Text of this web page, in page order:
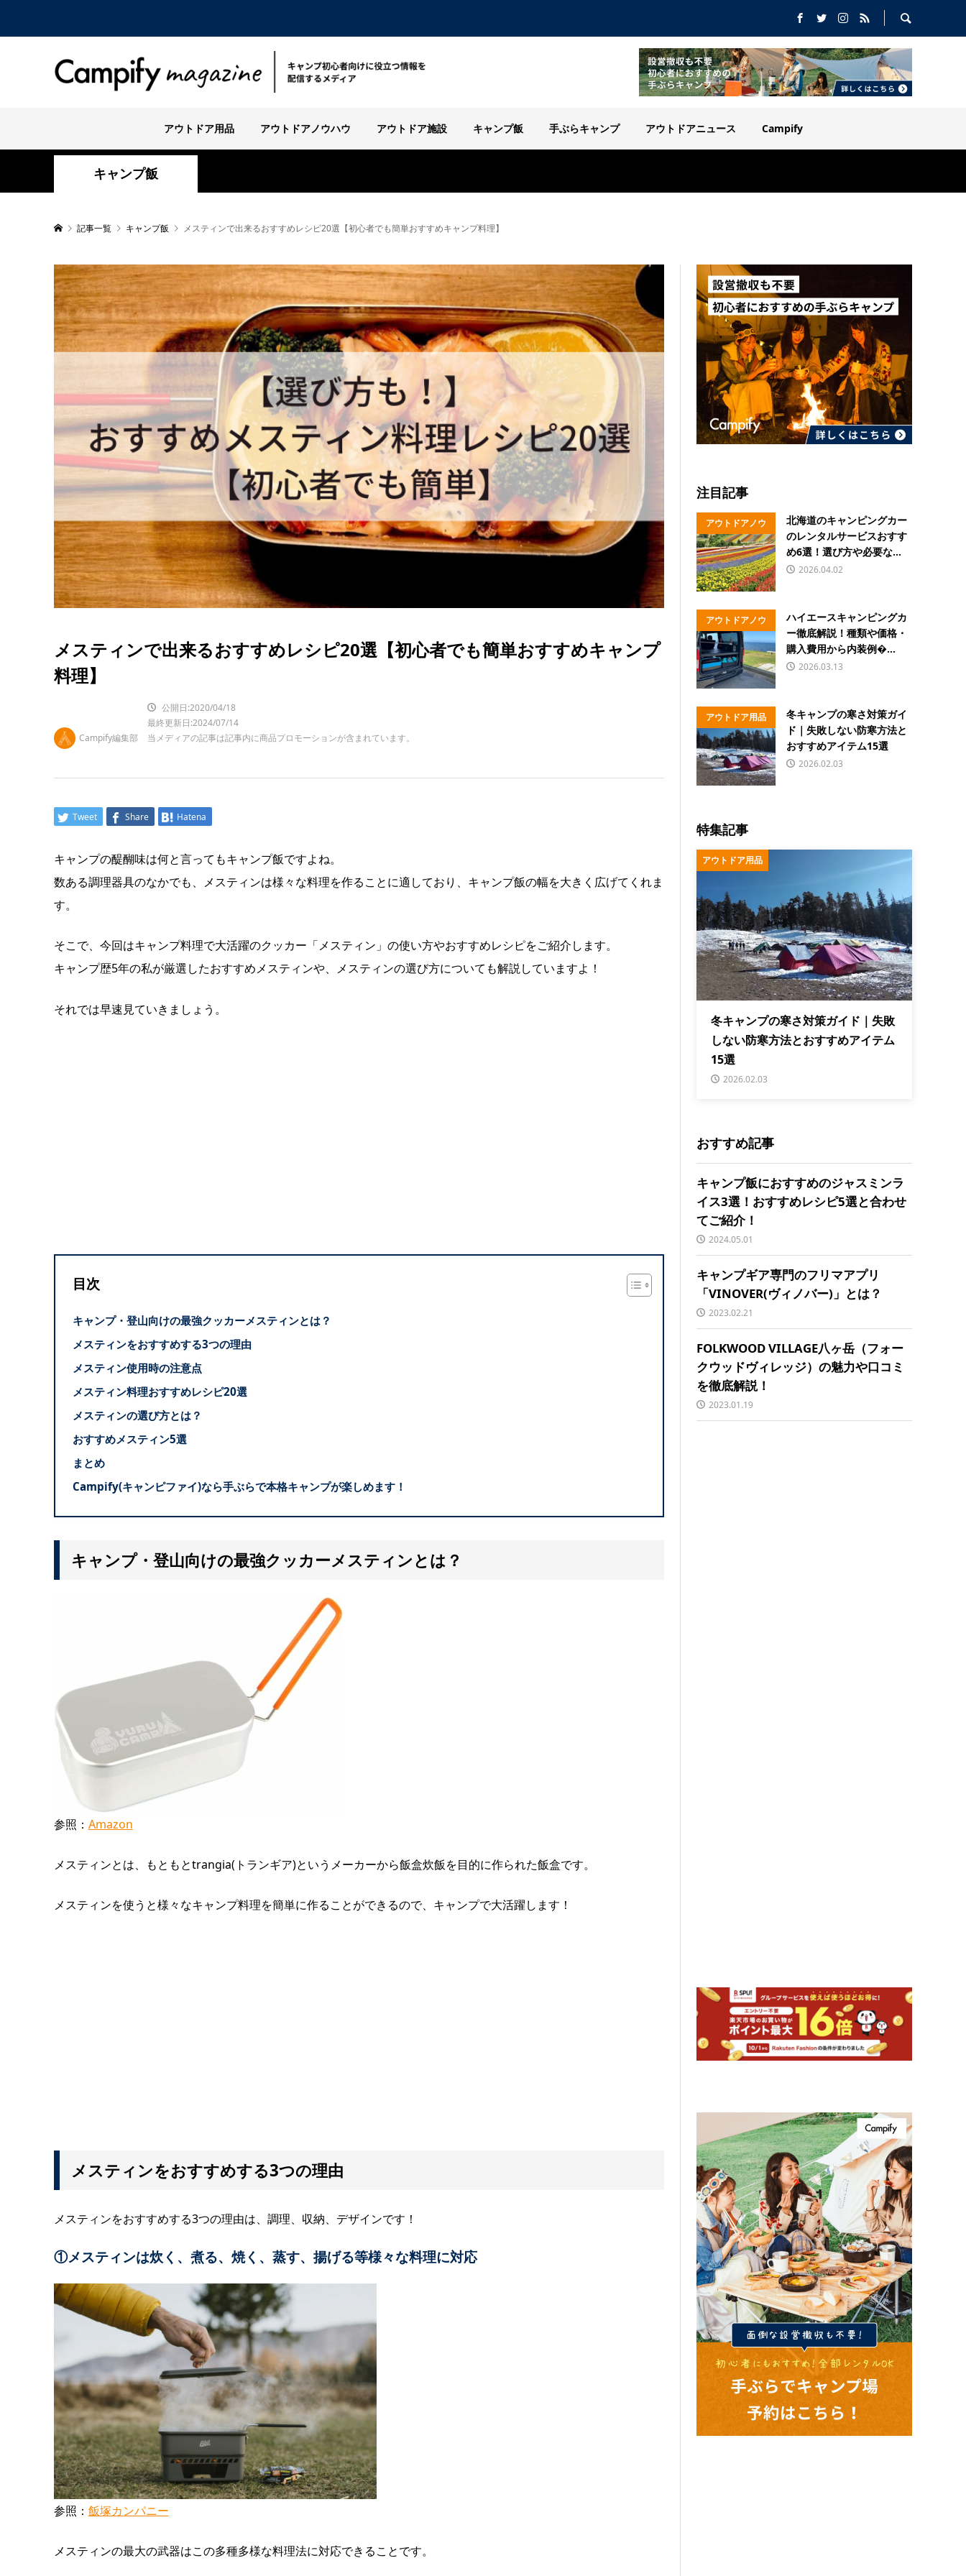
アウトドア用品 アウトドアノウハウ アウトドア施設 キャンプ飯 手ぶらキャンプ アウトドアニュース Campify
キャンプ飯
記事一覧 キャンプ飯 メスティンで出来るおすすめレシピ20選【初心者でも簡単おすすめキャンプ料理】
メスティンで出来るおすすめレシピ20選【初心者でも簡単おすすめキャンプ
料理】
Campify編集部
公開日:2020/04/18
最終更新日:2024/07/14
当メディアの記事は記事内に商品プロモーションが含まれています。
Tweet Share Hatena
キャンプの醍醐味は何と言ってもキャンプ飯ですよね。
数ある調理器具のなかでも、メスティンは様々な料理を作ることに適しており、キャンプ飯の幅を大きく広げてくれま
す。
そこで、今回はキャンプ料理で大活躍のクッカー「メスティン」の使い方やおすすめレシピをご紹介します。
キャンプ歴5年の私が厳選したおすすめメスティンや、メスティンの選び方についても解説していますよ！
それでは早速見ていきましょう。
目次
キャンプ・登山向けの最強クッカーメスティンとは？
メスティンをおすすめする3つの理由
メスティン使用時の注意点
メスティン料理おすすめレシピ20選
メスティンの選び方とは？
おすすめメスティン5選
まとめ
Campify(キャンピファイ)なら手ぶらで本格キャンプが楽しめます！
キャンプ・登山向けの最強クッカーメスティンとは？
参照： Amazon
メスティンとは、もともとtrangia(トランギア)というメーカーから飯盒炊飯を目的に作られた飯盒です。
メスティンを使うと様々なキャンプ料理を簡単に作ることができるので、キャンプで大活躍します！
メスティンをおすすめする3つの理由
メスティンをおすすめする3つの理由は、調理、収納、デザインです！
①メスティンは炊く、煮る、焼く、蒸す、揚げる等様々な料理に対応
参照： 飯塚カンパニー
メスティンの最大の武器はこの多種多様な料理法に対応できることです。
注目記事
アウトドアノウ
ハウ
北海道のキャンピングカー
のレンタルサービスおすす
め6選！選び方や必要な...
2026.04.02
アウトドアノウ
ハウ
ハイエースキャンピングカ
ー徹底解説！種類や価格・
購入費用から内装例�...
2026.03.13
アウトドア用品
冬キャンプの寒さ対策ガイ
ド｜失敗しない防寒方法と
おすすめアイテム15選
2026.02.03
特集記事
アウトドア用品
冬キャンプの寒さ対策ガイド｜失敗
しない防寒方法とおすすめアイテム
15選
2026.02.03
おすすめ記事
キャンプ飯におすすめのジャスミンラ
イス3選！おすすめレシピ5選と合わせ
てご紹介！
2024.05.01
キャンプギア専門のフリマアプリ
「VINOVER(ヴィノバー)」とは？
2023.02.21
FOLKWOOD VILLAGE八ヶ岳（フォー
クウッドヴィレッジ）の魅力や口コミ
を徹底解説！
2023.01.19